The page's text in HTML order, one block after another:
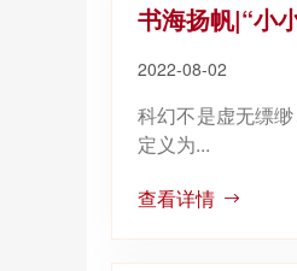
书海扬帆|“小
2022-08-02
科幻不是虚无缥
定义为...
查看详情